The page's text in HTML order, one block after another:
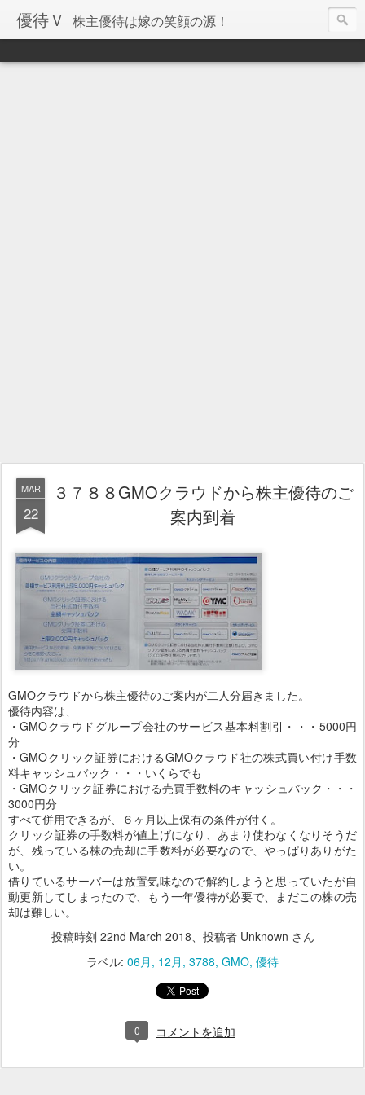
優待Ｖ 株主優待は嫁の笑顔の源！
MAR
22
３７８８GMOクラウドから株主優待のご
案内到着
GMOクラウドから株主優待のご案内が二人分届きました。
優待内容は、
・GMOクラウドグループ会社のサービス基本料割引・・・5000円
分
・GMOクリック証券におけるGMOクラウド社の株式買い付け手数
料キャッシュバック・・・いくらでも
・GMOクリック証券における売買手数料のキャッシュバック・・・
3000円分
すべて併用できるが、６ヶ月以上保有の条件が付く。
クリック証券の手数料が値上げになり、あまり使わなくなりそうだ
が、残っている株の売却に手数料が必要なので、やっぱりありがた
い。
借りているサーバーは放置気味なので解約しようと思っていたが自
動更新してしまったので、もう一年優待が必要で、まだこの株の売
却は難しい。
投稿時刻 22nd March 2018 、投稿者 Unknown さん
ラベル: 06月 12月 3788 GMO 優待
0 コメントを追加